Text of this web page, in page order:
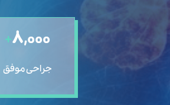
۸,۰۰۰+
جراحی موفق